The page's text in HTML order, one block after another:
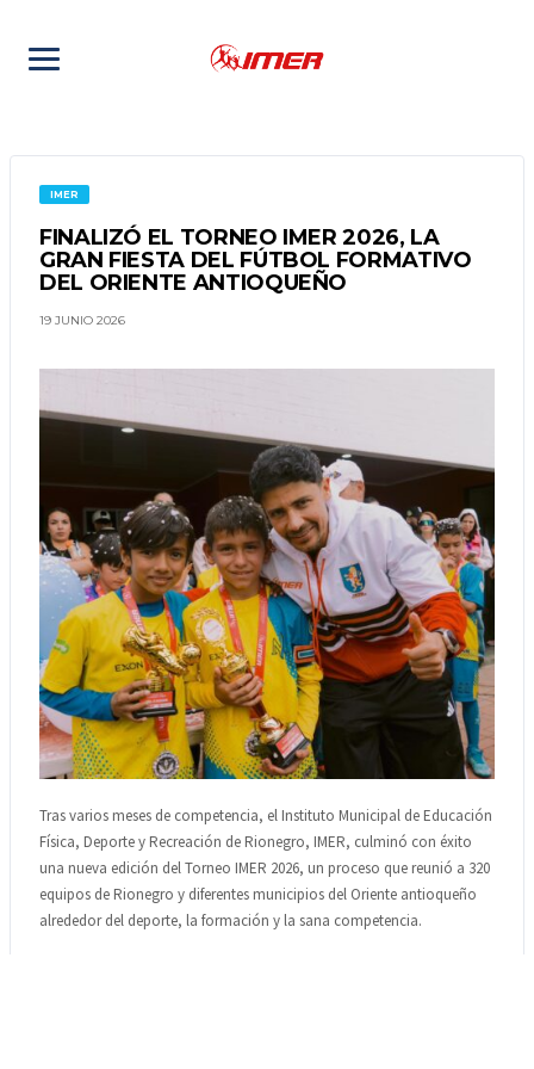
IMER
FINALIZÓ EL TORNEO IMER 2026, LA
GRAN FIESTA DEL FÚTBOL FORMATIVO
DEL ORIENTE ANTIOQUEÑO
19 JUNIO 2026
Tras varios meses de competencia, el Instituto Municipal de Educación
Física, Deporte y Recreación de Rionegro, IMER, culminó con éxito
una nueva edición del Torneo IMER 2026, un proceso que reunió a 320
equipos de Rionegro y diferentes municipios del Oriente antioqueño
alrededor del deporte, la formación y la sana competencia.